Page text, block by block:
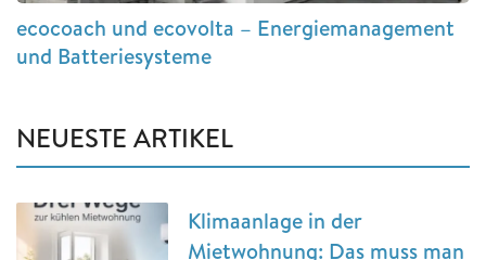
ecocoach und ecovolta – Energiemanagement
und Batteriesysteme
NEUESTE ARTIKEL
Klimaanlage in der
Mietwohnung: Das muss man